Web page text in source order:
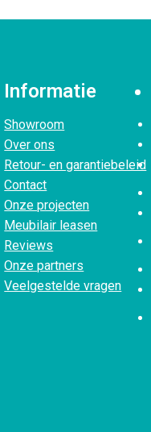
Informatie
Showroom
Over ons
Retour- en garantiebeleid
Contact
Onze projecten
Meubilair leasen
Reviews
Onze partners
Veelgestelde vragen